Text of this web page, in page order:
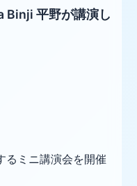
Binji 平野が講演し
ミニ講演会を開催